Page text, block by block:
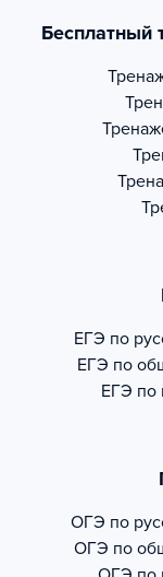
Бесплатный
ЕГЭ по
ЕГЭ по
ЕГЭ по
ОГЭ по
ОГЭ по